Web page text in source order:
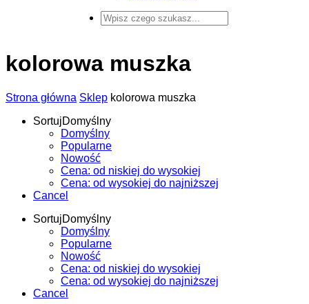
kolorowa muszka
Strona główna Sklep kolorowa muszka
SortujDomyślny
Domyślny
Popularne
Nowość
Cena: od niskiej do wysokiej
Cena: od wysokiej do najniższej
Cancel
SortujDomyślny
Domyślny
Popularne
Nowość
Cena: od niskiej do wysokiej
Cena: od wysokiej do najniższej
Cancel